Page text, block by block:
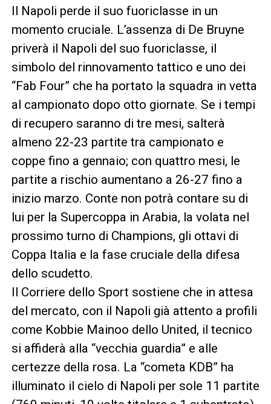
Il Napoli perde il suo fuoriclasse in un
momento cruciale. L’assenza di De Bruyne
priverà il Napoli del suo fuoriclasse, il
simbolo del rinnovamento tattico e uno dei
“Fab Four” che ha portato la squadra in vetta
al campionato dopo otto giornate. Se i tempi
di recupero saranno di tre mesi, salterà
almeno 22-23 partite tra campionato e
coppe fino a gennaio; con quattro mesi, le
partite a rischio aumentano a 26-27 fino a
inizio marzo. Conte non potrà contare su di
lui per la Supercoppa in Arabia, la volata nel
prossimo turno di Champions, gli ottavi di
Coppa Italia e la fase cruciale della difesa
dello scudetto.
Il Corriere dello Sport sostiene che in attesa
del mercato, con il Napoli già attento a profili
come Kobbie Mainoo dello United, il tecnico
si affiderà alla “vecchia guardia” e alle
certezze della rosa. La “cometa KDB” ha
illuminato il cielo di Napoli per sole 11 partite